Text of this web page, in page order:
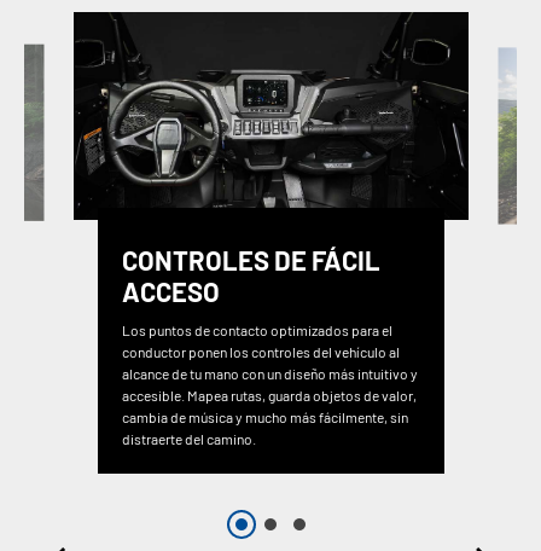
CONTROLES DE FÁCIL
ACCESO
Los puntos de contacto optimizados para el
conductor ponen los controles del vehículo al
alcance de tu mano con un diseño más intuitivo y
accesible. Mapea rutas, guarda objetos de valor,
cambia de música y mucho más fácilmente, sin
distraerte del camino.